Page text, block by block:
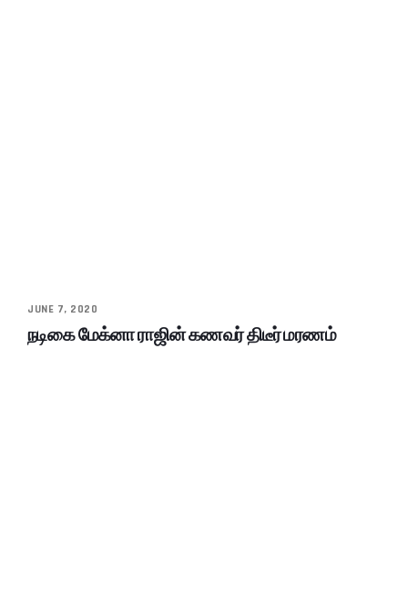
JUNE 7, 2020
நடிகை மேக்னா ராஜின் கணவர் திடீர் மரணம்